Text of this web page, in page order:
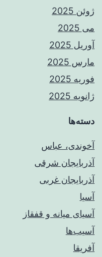
ژوئن 2025
می 2025
آوریل 2025
مارس 2025
فوریه 2025
ژانویه 2025
دسته‌ها
آخوندی، عباس
آذربایجان شرقی
آذربایجان غربی
آسیا
آسیای میانه و قفقاز
آسیب‌ها
آفریقا